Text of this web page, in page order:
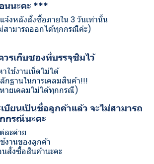
นนะคะ ***
งหลังสั่งซื้อภายใน 3 วันเท่านั้น
ามารถออกได้ทุกกรณีค่ะ)
รเก็บซองที่บรรจุซิมไว้
ช้งานเน็ตไม่ได้
กฐานในการเคลมสินค้า!!!
ายเคลมไม่ได้ทุกกรณี)
บียนเป็นชื่อลูกค้าแล้ว จะไม่สามารถ
กรณีนะคะ
ละค่าย
งานของลูกค้า
สั่งซื้อสินค้านะคะ